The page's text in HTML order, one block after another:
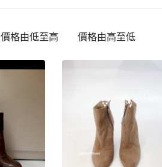
價格由低至高 價格由高至低